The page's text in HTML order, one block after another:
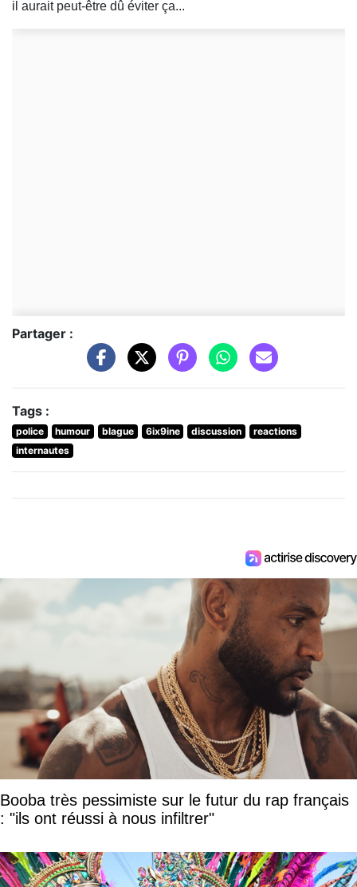
il aurait peut-être dû éviter ça...
Partager :
Tags :
police humour blague 6ix9ine discussion
reactions
internautes
Booba très pessimiste sur le futur du rap français
: "ils ont réussi à nous infiltrer"